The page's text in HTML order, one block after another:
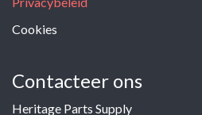
Cookies
Contacteer ons
Heritage Parts Supply